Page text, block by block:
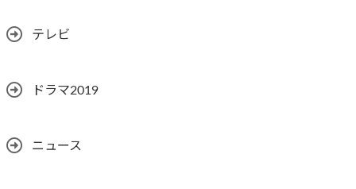
テレビ
ドラマ2019
ニュース